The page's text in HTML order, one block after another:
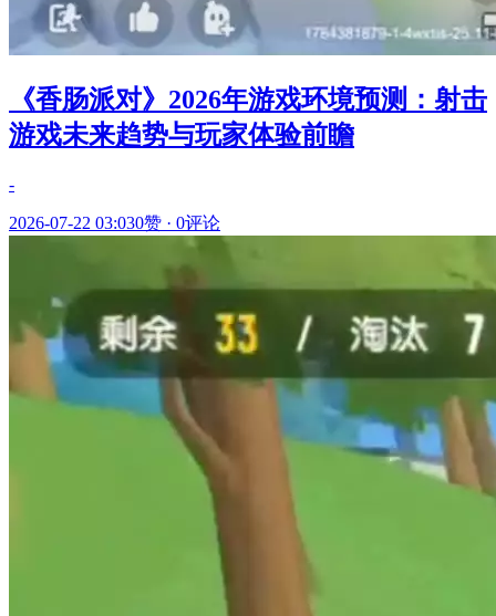
《香肠派对》2026年游戏环境预测：射击
游戏未来趋势与玩家体验前瞻
-
2026-07-22 03:030赞 · 0评论